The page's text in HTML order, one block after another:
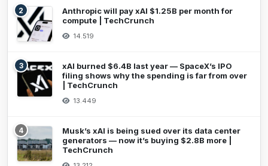
2
Anthropic will pay xAI $1.25B per month for
compute | TechCrunch
14.519
3
xAI burned $6.4B last year — SpaceX’s IPO
filing shows why the spending is far from over
| TechCrunch
13.449
4
Musk’s xAI is being sued over its data center
generators — now it’s buying $2.8B more |
TechCrunch